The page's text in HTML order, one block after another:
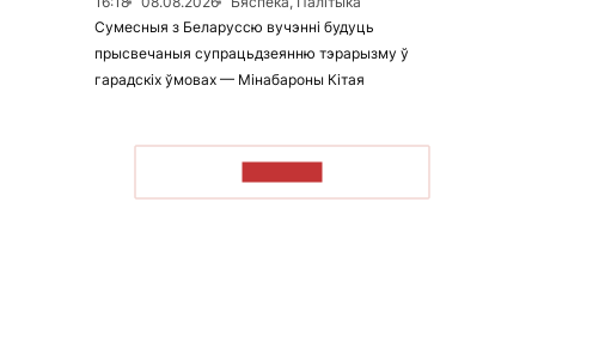
Сумесныя з Беларуссю вучэнні будуць
прысвечаныя супрацьдзеянню тэрарызму ў
гарадскіх ўмовах — Мінабароны Кітая